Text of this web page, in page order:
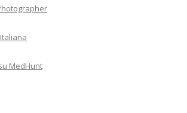
MedHunt